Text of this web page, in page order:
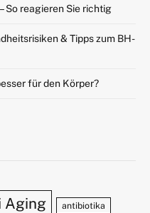
So reagieren Sie richtig
& Tipps zum BH-
für den Körper?
Aging antibiotika